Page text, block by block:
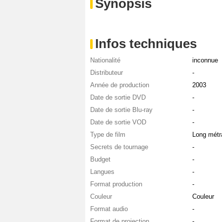
Synopsis
Infos techniques
Nationalité
inconnue
Distributeur
-
Année de production
2003
Date de sortie DVD
-
Date de sortie Blu-ray
-
Date de sortie VOD
-
Type de film
Long
Secrets de tournage
-
Budget
-
Langues
-
Format production
-
Couleur
Couleur
Format audio
-